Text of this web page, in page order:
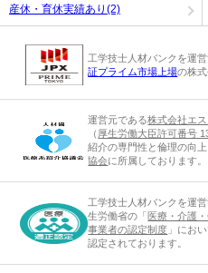
産休・育休実績あり(2)
工学技士人材バンクを運
証プライム市場上場の株式
運営元である株式会社エ
（ 厚生労働大臣許可番号
紹介の専門性と倫理の向
協会に所属しております。
工学技士人材バンクを運
生労働省の「 医療・介護
事業者の認定制度 」にお
認定されております。